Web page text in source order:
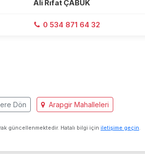
Ali Rıfat ÇABUK
0 534 871 64 32
Dön Arapgir Mahalleleri
güncellenmektedir. Hatalı bilgi için iletişime geçin